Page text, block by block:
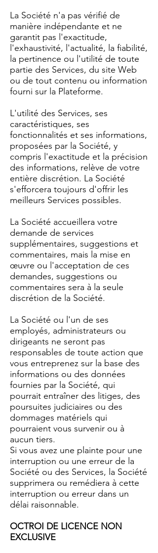
La Société n'a pas vérifié de
manière indépendante et ne
garantit pas l'exactitude,
l'exhaustivité, l'actualité, la fiabilité,
la pertinence ou l'utilité de toute
partie des Services, du site Web
ou de tout contenu ou information
fourni sur la Plateforme.
L'utilité des Services, ses
caractéristiques, ses
fonctionnalités et ses informations,
proposées par la Société, y
compris l'exactitude et la précision
des informations, relève de votre
entière discrétion. La Société
s'efforcera toujours d'offrir les
meilleurs Services possibles.
La Société accueillera votre
demande de services
supplémentaires, suggestions et
commentaires, mais la mise en
œuvre ou l'acceptation de ces
demandes, suggestions ou
commentaires sera à la seule
discrétion de la Société.
La Société ou l'un de ses
employés, administrateurs ou
dirigeants ne seront pas
responsables de toute action que
vous entreprenez sur la base des
informations ou des données
fournies par la Société, qui
pourrait entraîner des litiges, des
poursuites judiciaires ou des
dommages matériels qui
pourraient vous survenir ou à
aucun tiers.
Si vous avez une plainte pour une
interruption ou une erreur de la
Société ou des Services, la Société
supprimera ou remédiera à cette
interruption ou erreur dans un
délai raisonnable.
OCTROI DE LICENCE NON
EXCLUSIVE